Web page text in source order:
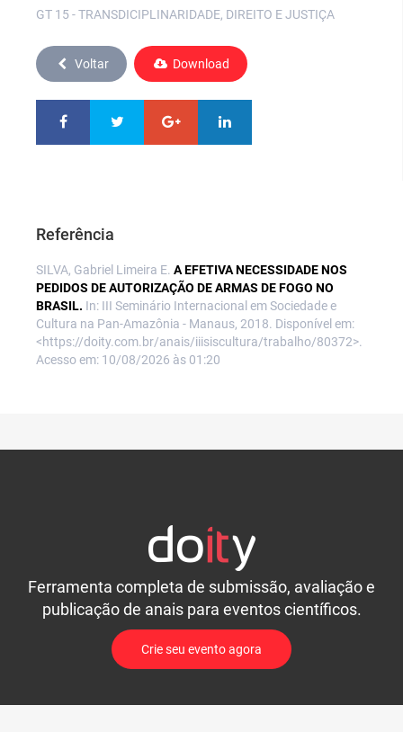
GT 15 - TRANSDICIPLINARIDADE, DIREITO E JUSTIÇA
Voltar Download
Referência
SILVA, Gabriel Limeira E. A EFETIVA NECESSIDADE NOS
PEDIDOS DE AUTORIZAÇÃO DE ARMAS DE FOGO NO
BRASIL. In: III Seminário Internacional em Sociedade e
Cultura na Pan-Amazônia - Manaus, 2018. Disponível em:
<https://doity.com.br/anais/iiisiscultura/trabalho/80372>.
Acesso em: 10/08/2026 às 01:20
Ferramenta completa de submissão, avaliação e
publicação de anais para eventos científicos.
Crie seu evento agora